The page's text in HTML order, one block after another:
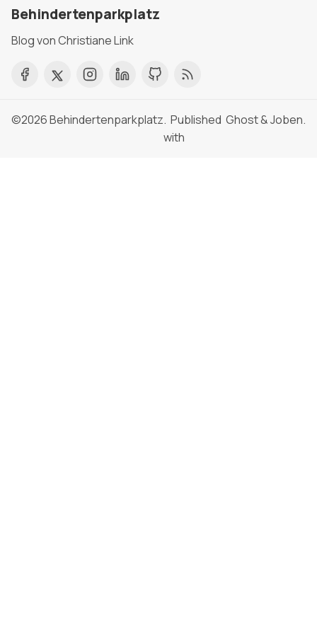
Behindertenparkplatz
Blog von Christiane Link
©2026Behindertenparkplatz. Published
with
Ghost&Joben.